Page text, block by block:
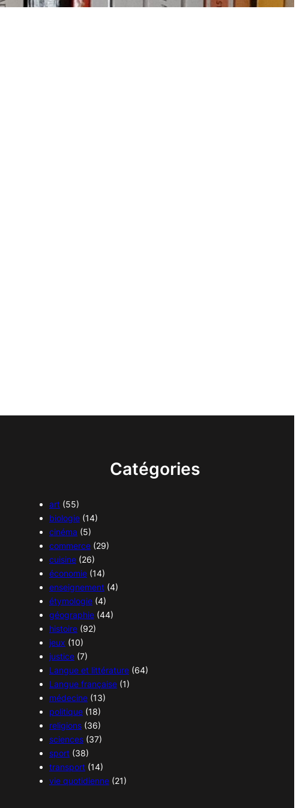
Catégories
art (55)
biologie (14)
cinéma (5)
commerce (29)
cuisine (26)
économie (14)
enseignement (4)
étymologie (4)
géographie (44)
histoire (92)
jeux (10)
justice (7)
Langue et littérature (64)
Langue française (1)
médecine (13)
politique (18)
religions (36)
sciences (37)
sport (38)
transport (14)
vie quotidienne (21)